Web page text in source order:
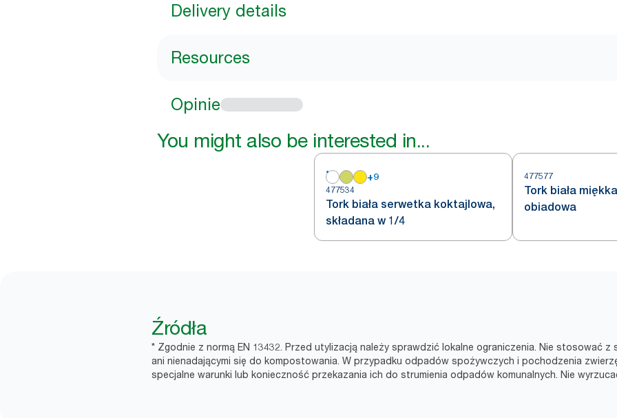
Delivery details
Resources
Opinie
You might also be interested in...
+9
477534
Tork biała serwetka koktajlowa,
składana w 1/4
477577
Tork biała
obiadowa
Źródła
* Zgodnie z normą EN 13432. Przed utylizacją należy sprawdzić lokalne ograniczenia. Nie stosować z
ani nienadającymi się do kompostowania. W przypadku odpadów spożywczych i pochodzenia
specjalne warunki lub konieczność przekazania ich do strumienia odpadów komunalnych. Nie